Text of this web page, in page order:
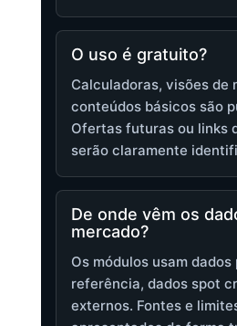
O uso é gratuito?
Calculadoras, visões de
conteúdos básicos são
Ofertas futuras ou links
serão claramente
De onde vêm os
mercado?
Os módulos usam dados
referência, dados spot
externos. Fontes e